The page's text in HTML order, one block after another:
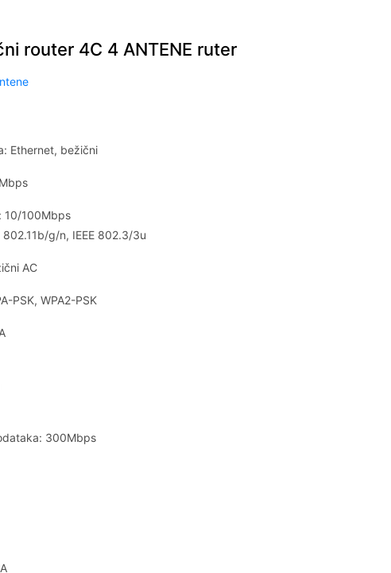
router 4C 4 ANTENE ruter
Ethernet, bežični
10/100Mbps
g/n, IEEE 802.3/3u
AC
PSK, WPA2-PSK
300Mbps